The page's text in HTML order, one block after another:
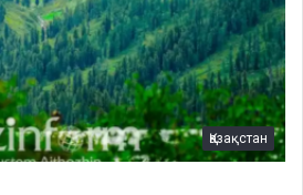
Қазақстан